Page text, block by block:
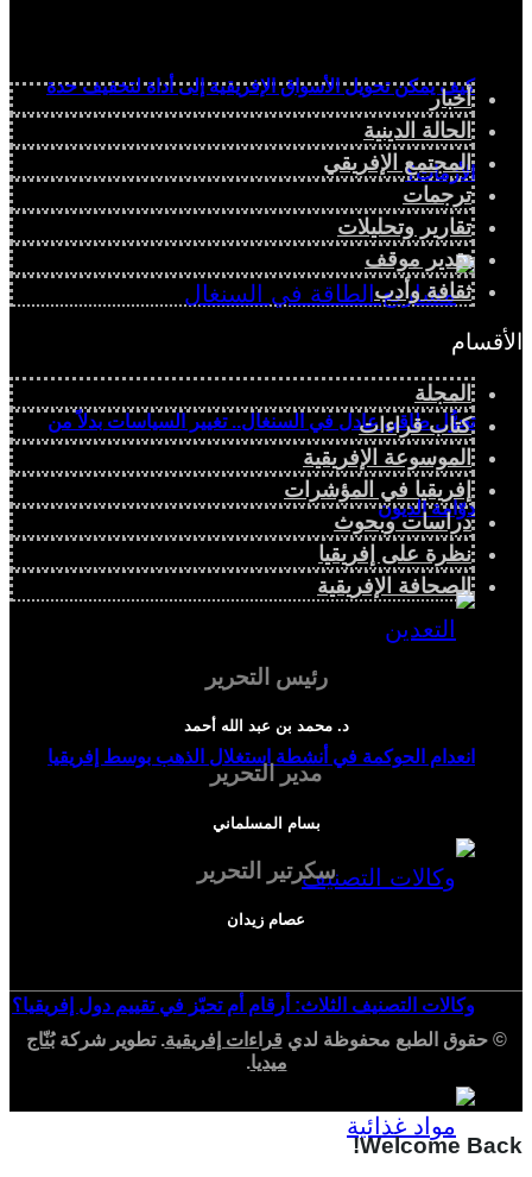
كيف يمكن تحويل الأسواق الإفريقية إلى أداة لتخفيف حدة
الأزمات؟
تحوُّل طاقي عادل في السنغال.. تغيير السياسات بدلاً من
دوّامة الديون
انعدام الحوكمة في أنشطة استغلال الذهب بوسط إفريقيا
وكالات التصنيف الثلاث: أرقام أم تحيّز في تقييم دول إفريقيا؟
أخبار
الحالة الدينية
المجتمع الإفريقي
ترجمات
تقارير وتحليلات
تقدير موقف
ثقافة وأدب
الأقسام
المجلة
كتاب قراءات
الموسوعة الإفريقية
إفريقيا في المؤشرات
دراسات وبحوث
نظرة على إفريقيا
الصحافة الإفريقية
رئيس التحرير
د. محمد بن عبد الله أحمد
مدير التحرير
بسام المسلماني
سكرتير التحرير
عصام زيدان
© حقوق الطبع محفوظة لدي قراءات إفريقية. تطوير شركةبُنّاج
ميديا.
Welcome Back!